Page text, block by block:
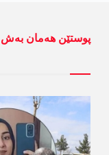
پوستێن ھەمان بەش